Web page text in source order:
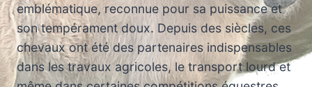
emblématique, reconnue pour sa puissance et
son tempérament doux. Depuis des siècles, ces
chevaux ont été des partenaires indispensables
dans les travaux agricoles, le transport lourd et